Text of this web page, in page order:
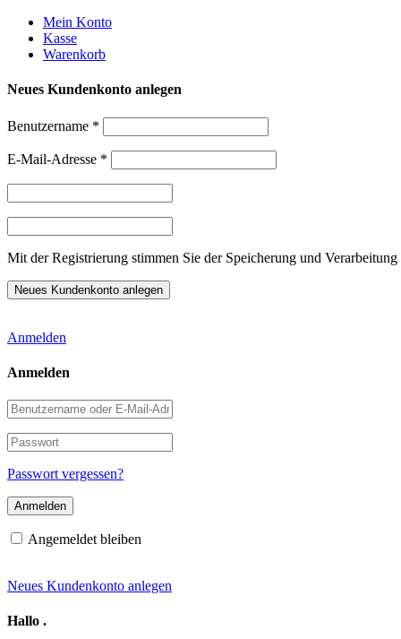
Weiter
zum
Inhalt
Mein Konto
Kasse
Warenkorb
Neues Kundenkonto anlegen
Benutzername *
E-Mail-Adresse *
Mit der Registrierung stimmen Sie der Speicherung und
Anmelden
Anmelden
Benutzername
oder
E-
Mail-
Adresse
Passwort
Passwort vergessen?
Angemeldet bleiben
Neues Kundenkonto anlegen
Hallo .